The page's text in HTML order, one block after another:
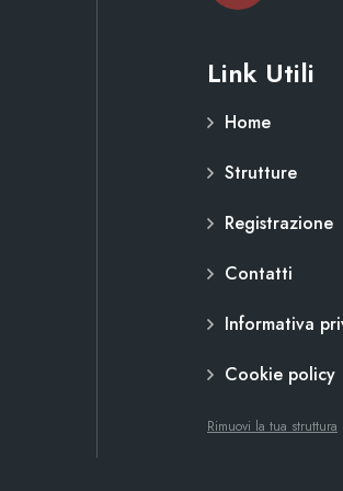
Link Utili
Home
Strutture
Registrazione
Contatti
Informativa
Cookie policy
Rimuovi la tua struttura